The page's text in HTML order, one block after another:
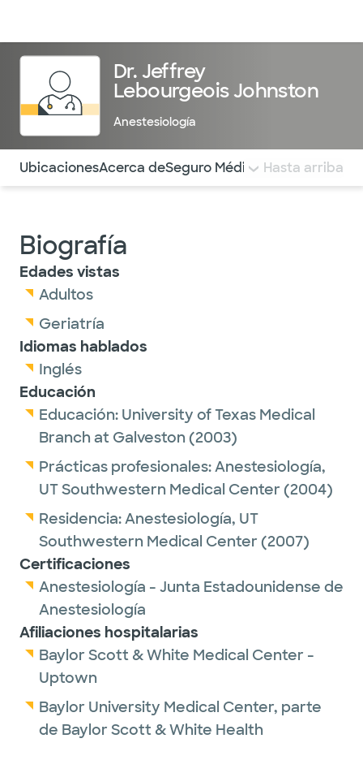
Dr. Jeffrey
Lebourgeois Johnston
Anestesiología
Utilice esta navegación para saltar rápidamente a
UbicacionesAcerca deSeguro Médico COMENTARIOS
Hasta arriba
Biografía
Edades vistas
Adultos
Geriatría
Idiomas hablados
Inglés
Educación
Educación: University of Texas Medical
Branch at Galveston (2003)
Prácticas profesionales:Anestesiología,
UT Southwestern Medical Center (2004)
Residencia:Anestesiología, UT
Southwestern Medical Center (2007)
Certificaciones
Anestesiología - Junta Estadounidense de
Anestesiología
Afiliaciones hospitalarias
Baylor Scott & White Medical Center -
Uptown
Baylor University Medical Center, parte
de Baylor Scott & White Health